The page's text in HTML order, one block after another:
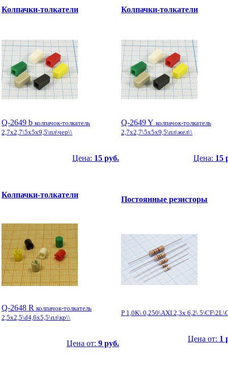
Колпачки-толкатели
Q-2649 b колпачок-толкатель
2,7x2,7\5x5x9,5\пл\чер\\
Цена: 15 руб.
Колпачки-толкатели
Q-2649 Y колпачок-толкатель
2,7x2,7\5x5x9,5\пл\жел\\
Цена: 15
Колпачки-толкатели
Q-2648 R колпачок-толкатель
2,5x2,5\d4,6x5,5\пл\кр\\
Цена от: 9 руб.
Постоянные резисторы
Р 1,0К\ 0,250\AXI 2,3x 6,2\
Цена от: 1